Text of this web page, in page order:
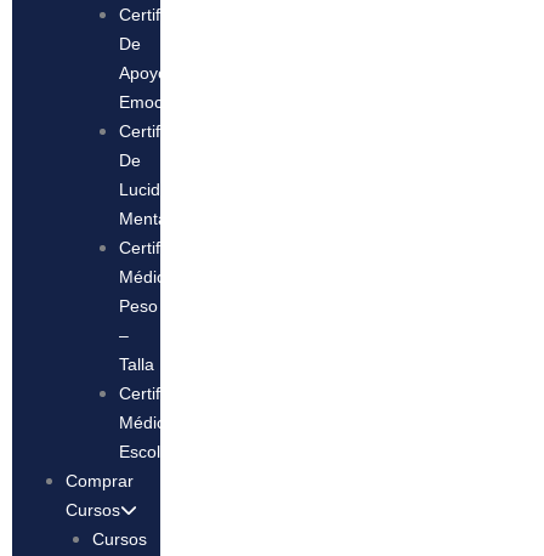
Certificado
De
Apoyo
Emocional
Certificado
De
Lucidez
Mental
Certificado
Médico
Peso
–
Talla
Certificado
Médico
Escolar
Comprar
Cursos
Cursos